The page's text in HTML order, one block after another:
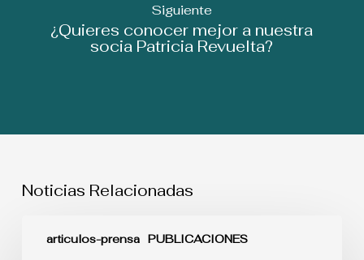
Siguiente
¿Quieres conocer mejor a nuestra
socia Patricia Revuelta?
Noticias Relacionadas
articulos-prensa PUBLICACIONES
CONFERENCIA